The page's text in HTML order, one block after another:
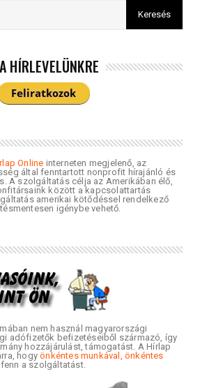
HÍRLEVELÜNKRE
Online interneten megjelenő, az
által fenntartott nonprofit hírajánló és
A szolgáltatás célja az Amerikában élő,
között a kapcsolattartás
amerikai kötődéssel rendelkező
igénybe vehető.
nem használ magyarországi
adófizetők befizetéseiből származó, így
hozzájárulást, támogatást. A Hírlap
hogyönkéntes munkával, önkéntes
a szolgáltatást.